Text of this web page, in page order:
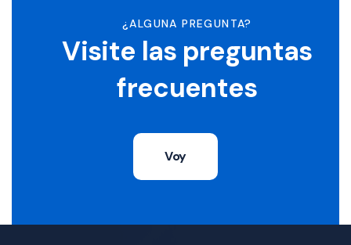
¿ALGUNA PREGUNTA?
Visite las preguntas
frecuentes
Voy